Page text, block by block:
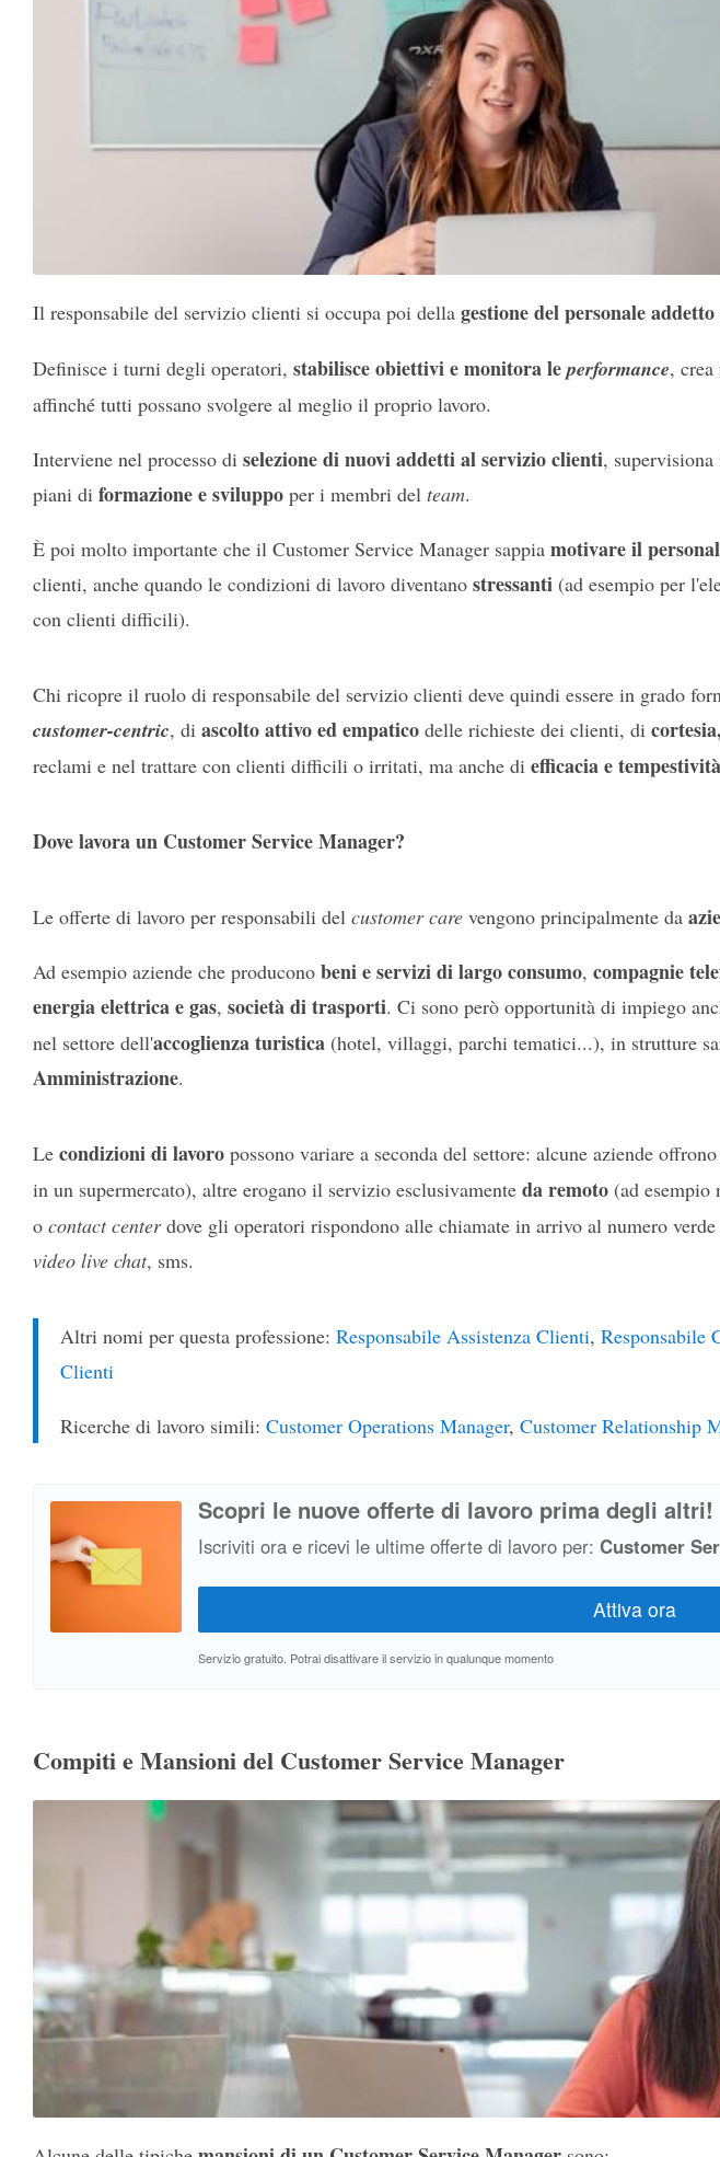
Il responsabile del servizio clienti si occupa poi della gestione del personale
Definisce i turni degli operatori, stabilisce obiettivi e monitora leperformance,
affinché tutti possano svolgere al meglio il proprio lavoro.
Interviene nel processo di selezione di nuovi addetti al servizio clienti,
piani di formazione e sviluppoper i membri del team.
È poi molto importante che il Customer Service Manager sappia motivare il
clienti, anche quando le condizioni di lavoro diventano stressanti(ad esempio per
con clienti difficili).
Chi ricopre il ruolo di responsabile del servizio clienti deve quindi essere in grado
customer-centric, di ascolto attivo ed empaticodelle richieste dei clienti, di
reclami e nel trattare con clienti difficili o irritati, ma anche di efficacia e
Dove lavora un Customer Service Manager?
Le offerte di lavoro per responsabili del customer carevengono principalmente da
Ad esempio aziende che producono beni e servizi di largo consumo, compagnie
energia elettrica e gas, società di trasporti. Ci sono però opportunità di impiego
nel settore dell'accoglienza turistica(hotel, villaggi, parchi tematici...), in strutture
Amministrazione.
Le condizioni di lavoropossono variare a seconda del settore: alcune aziende
in un supermercato), altre erogano il servizio esclusivamente da remoto(ad esempio
o contact centerdove gli operatori rispondono alle chiamate in arrivo al numero
video live chat, sms.
Altri nomi per questa professione: Responsabile Assistenza Clienti, Responsabile
Clienti
Ricerche di lavoro simili: Customer Operations Manager, Customer Relationship
Scopri le nuove offerte di lavoro prima degli altri!
Iscriviti ora e ricevi le ultime offerte di lavoro per: Customer
Servizio gratuito. Potrai disattivare il servizio in qualunque momento
Compiti e Mansioni del Customer Service Manager